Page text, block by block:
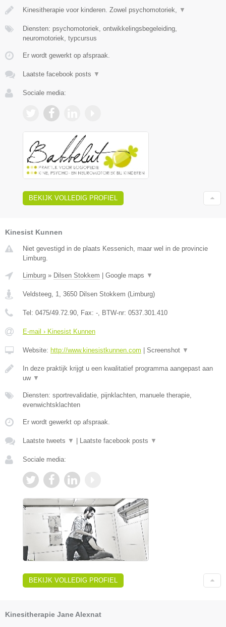
Kinesitherapie voor kinderen. Zowel psychomotoriek, ▼
Diensten: psychomotoriek, ontwikkelingsbegeleiding,
neuromotoriek, typcursus
Er wordt gewerkt op afspraak.
Laatste facebook posts ▼
Sociale media:
BEKIJK VOLLEDIG PROFIEL
Kinesist Kunnen
Niet gevestigd in de plaats Kessenich, maar wel in de provincie
Limburg.
Limburg » Dilsen Stokkem Google maps ▼
Veldsteeg, 1 3650 Dilsen Stokkem ( Limburg)
Tel: 0475/49.72.90 , Fax: - , BTW-nr: 0537.301.410
E-mail › Kinesist Kunnen
Website: http://www.kinesistkunnen.com Screenshot ▼
In deze praktijk krijgt u een kwalitatief programma aangepast aan
uw ▼
Diensten: sportrevalidatie, pijnklachten, manuele therapie,
evenwichtsklachten
Er wordt gewerkt op afspraak.
Laatste tweets ▼ Laatste facebook posts ▼
Sociale media:
BEKIJK VOLLEDIG PROFIEL
Kinesitherapie Jane Alexnat